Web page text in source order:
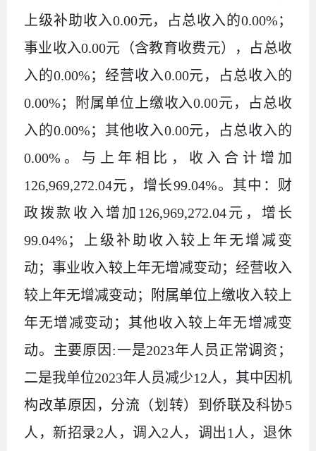
上级补助收入0.00元，占总收入的0.00%；
事业收入0.00元（含教育收费元），占总收
入的0.00%；经营收入0.00元，占总收入的
0.00%；附属单位上缴收入0.00元，占总收
入的0.00%；其他收入0.00元，占总收入的
0.00%。与上年相比，收入合计增加
126,969,272.04元，增长99.04%。其中：财
政拨款收入增加126,969,272.04元，增长
99.04%；上级补助收入较上年无增减变
动；事业收入较上年无增减变动；经营收入
较上年无增减变动；附属单位上缴收入较上
年无增减变动；其他收入较上年无增减变
动。主要原因:一是2023年人员正常调资；
二是我单位2023年人员减少12人，其中因机
构改革原因，分流（划转）到侨联及科协5
人，新招录2人，调入2人，调出1人，退休